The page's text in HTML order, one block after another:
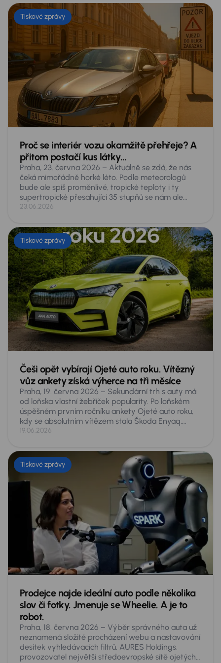
Tiskové zprávy
Proč se interiér vozu okamžitě přehřeje? A
přitom postačí kus látky…
Praha, 23. června 2026 – Aktuálně se zdá, že nás
čeká mimořádně horké léto. Podle meteorologů
bude ale spíš proměnlivé, tropické teploty i ty
supertropické přesahující 35 stupňů se nám ale
nevyhnou. Taková vedra představují akutní
autě, a to zdaleka nejen pro malé dítě či psa. Co
přesně hrozí a co proti tomu dělat?
23.06.2026
Tiskové zprávy
Češi opět vybírají Ojeté auto roku. Vítězný
vůz ankety získá výherce na tři měsíce
Praha, 19. června 2026 – Sekundární trh s auty má
od loňska vlastní žebříček popularity. Po loňském
úspěšném prvním ročníku ankety Ojeté auto roku,
kdy se absolutním vítězem stala Škoda Enyaq,
spouští AURES Holdings druhý ročník hlasování
19.06.2026
Tiskové zprávy
Prodejce najde ideální auto podle několika
slov či fotky. Jmenuje se Wheelie. A je to
robot.
Praha, 18. června 2026 – Výběr správného auta už
neznamená složité procházení webu a nastavování
desítek vyhledávacích filtrů. AURES Holdings,
provozovatel největší středoevropské sítě ojetých